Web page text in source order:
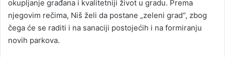
okupljanje građana i kvalitetniji život u gradu. Prema
njegovim rečima, Niš želi da postane „zeleni grad“, zbog
čega će se raditi i na sanaciji postojećih i na formiranju
novih parkova.